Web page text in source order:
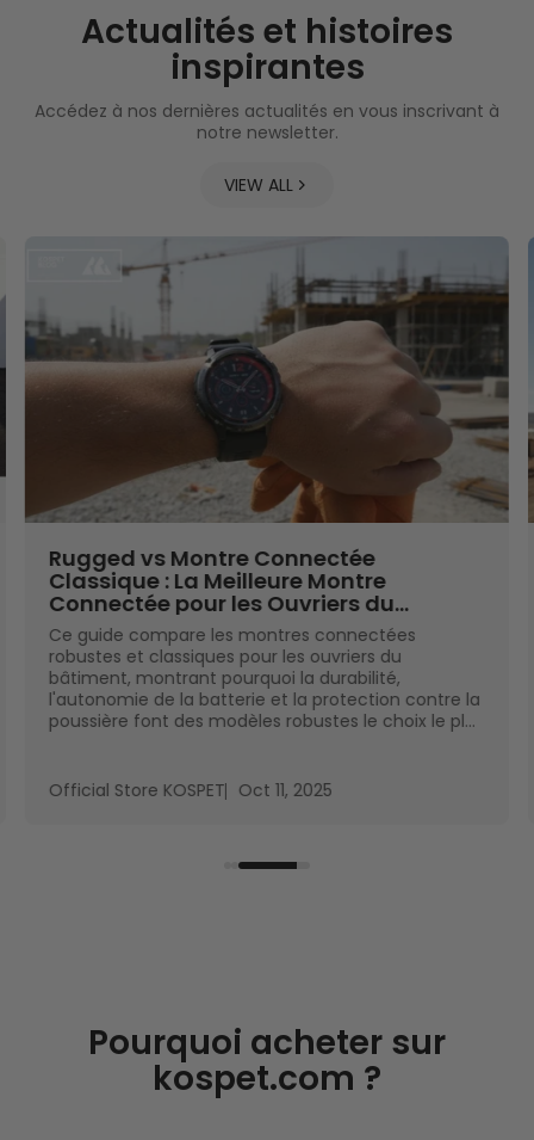
Actualités et histoires
inspirantes
Accédez à nos dernières actualités en vous inscrivant à
notre newsletter.
VIEW ALL
Rugged vs Montre Connectée
Classique : La Meilleure Montre
Connectée pour les Ouvriers du
Bâtiment
Ce guide compare les montres connectées
robustes et classiques pour les ouvriers du
bâtiment, montrant pourquoi la durabilité,
l'autonomie de la batterie et la protection contre la
poussière font des modèles robustes le choix le plus
Official Store KOSPET Oct 11, 2025
Pourquoi acheter sur
kospet.com ?